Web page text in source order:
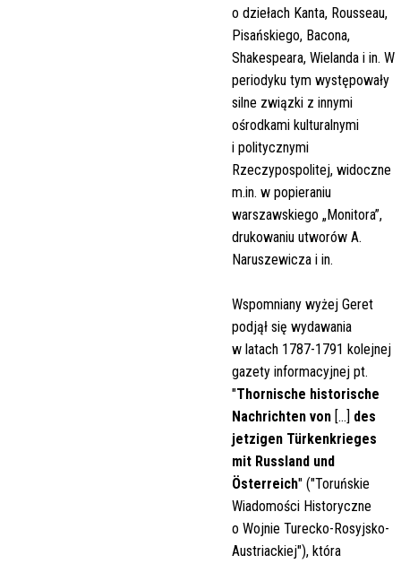
o dziełach Kanta, Rousseau,
Pisańskiego, Bacona,
Shakespeara, Wielanda i in. W
periodyku tym występowały
silne związki z innymi
ośrodkami kulturalnymi
i politycznymi
Rzeczypospolitej, widoczne
m.in. w popieraniu
warszawskiego „Monitora”,
drukowaniu utworów A.
Naruszewicza i in.
Wspomniany wyżej Geret
podjął się wydawania
w latach 1787-1791 kolejnej
gazety informacyjnej pt.
"Thornische historische
Nachrichten von [...] des
jetzigen Türkenkrieges
mit Russland und
Österreich" ("Toruńskie
Wiadomości Historyczne
o Wojnie Turecko-Rosyjsko-
Austriackiej"), która